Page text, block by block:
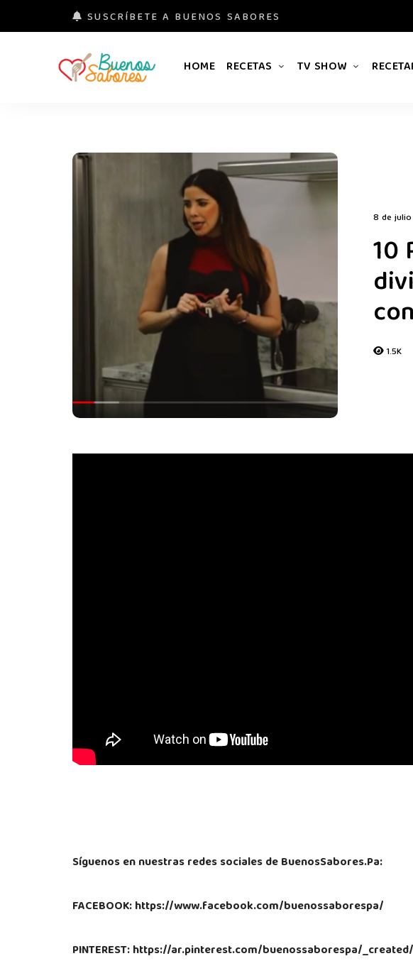
SUSCRÍBETE A BUENOS SABORES
HOME RECETAS TV SHOW
8 de
10
1.5K
Síguenos en nuestras redes sociales de BuenosSabores.Pa:
FACEBOOK: https://www.facebook.com/buenossaborespa/
PINTEREST: https://ar.pinterest.com/buenossaborespa/_created/